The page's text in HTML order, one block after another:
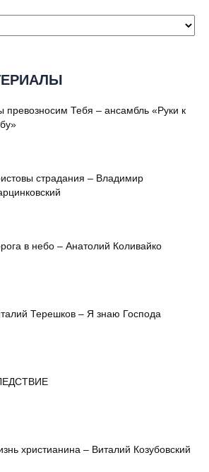
превозносим Тебя – ансамбль «Руки к
страдания – Владимир
в небо – Анатолий Коливайко
Терешков – Я знаю Господа
христианина – Виталий Козубовский